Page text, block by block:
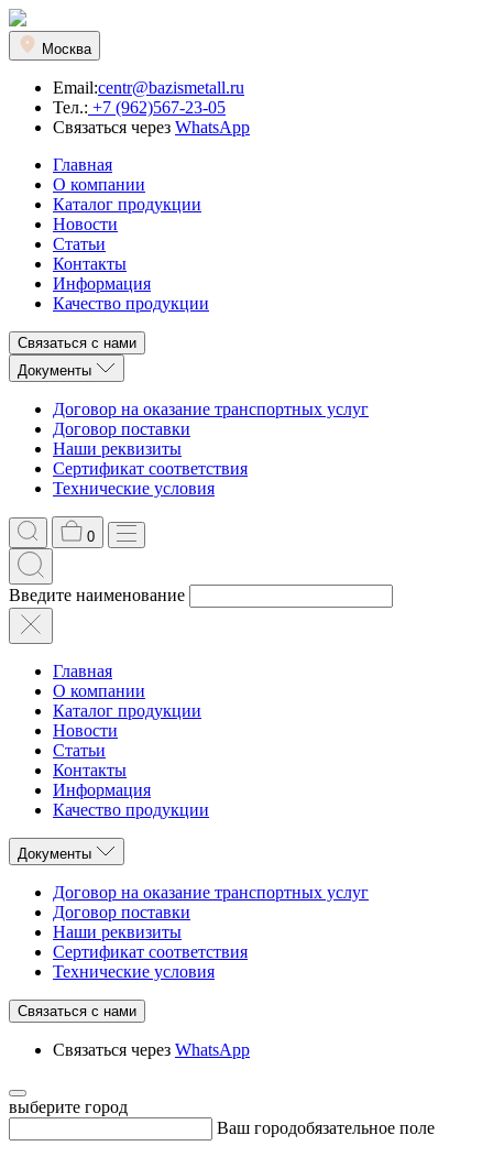
Москва
Email:centr@bazismetall.ru
Тел.: +7 (962)567-23-05
Связаться через WhatsApp
Главная
О компании
Каталог продукции
Новости
Статьи
Контакты
Информация
Качество продукции
Связаться с нами
Документы
Договор на оказание транспортных услуг
Договор поставки
Наши реквизиты
Сертификат соответствия
Технические условия
0
Введите наименование
Главная
О компании
Каталог продукции
Новости
Статьи
Контакты
Информация
Качество продукции
Документы
Договор на оказание транспортных услуг
Договор поставки
Наши реквизиты
Сертификат соответствия
Технические условия
Связаться с нами
Связаться через WhatsApp
выберите город
Ваш городобязательное поле